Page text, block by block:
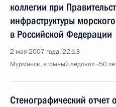
коллегии при
инфраструктуры
в Российской Федерации
2 мая 2007 года, 22:13
Мурманск, атомный ледокол «50
Стенографический отчет